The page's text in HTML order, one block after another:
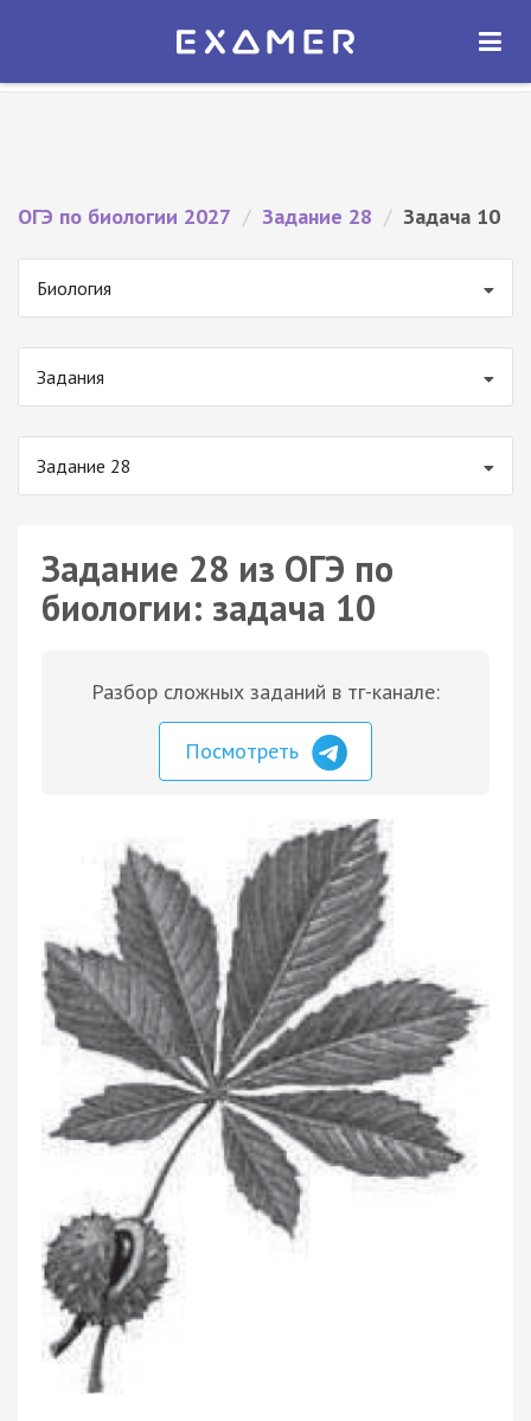
Экзамер — ЕГЭ 2027
ОТКРЫТЬ
ОГЭ по биологии 2027 / Задание 28 / Задача 10
Биология
Задания
Задание 28
Задание 28 из ОГЭ по
биологии: задача 10
Разбор сложных заданий в тг-канале:
Посмотреть